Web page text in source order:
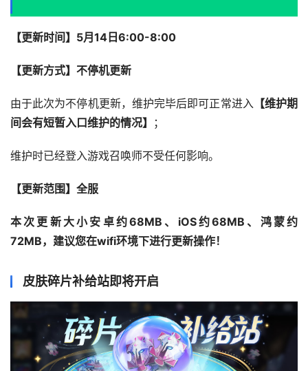
【更新时间】 5月14 日 6:00-8:00
【更新方式】 不停机更新
由于此次为不停机更新，维护完毕后即可正常进入【维护期
间会有短暂入口维护的情况】
；
维护时已经登入游戏召唤师不受任何影响。
【更新范围】 全服
本次更新大小安卓约68MB、iOS约68MB、鸿蒙约
72MB，建议您在wifi环境下进行更新操作！
皮肤碎片补给站即将开启